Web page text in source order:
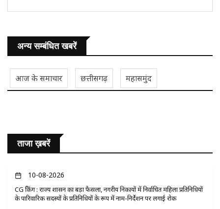
अन्य सम्बंधित खबरें
आज के समाचार छत्तीसगढ़ महासमुंद
ताजा ख़बरें
10-08-2026
CG ब्रेकिंग : राज्य शासन का बड़ा फैसला, नगरीय निकायों में निर्वाचित महिला प्रतिनिधियों
के पारिवारिक सदस्यों के प्रतिनिधियों के रूप में नाम-निर्देशन पर लगाई रोक